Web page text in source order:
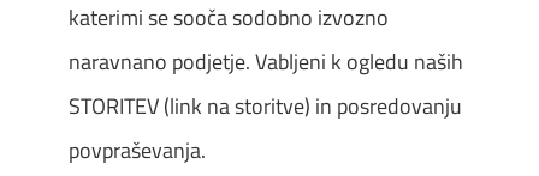
katerimi se sooča sodobno izvozno
naravnano podjetje. Vabljeni k ogledu naših
STORITEV (link na storitve) in posredovanju
povpraševanja.